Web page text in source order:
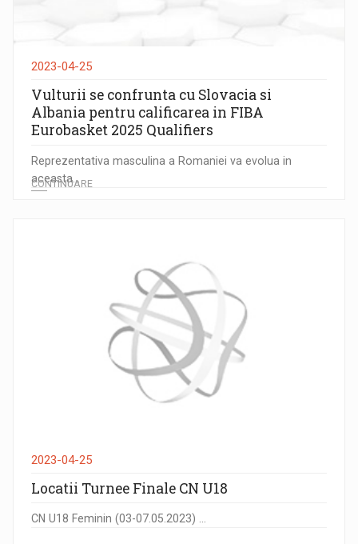
2023-04-25
Vulturii se confrunta cu Slovacia si
Albania pentru calificarea in FIBA
Eurobasket 2025 Qualifiers
Reprezentativa masculina a Romaniei va evolua in
aceasta...
CONTINUARE
2023-04-25
Locatii Turnee Finale CN U18
CN U18 Feminin (03-07.05.2023) ...